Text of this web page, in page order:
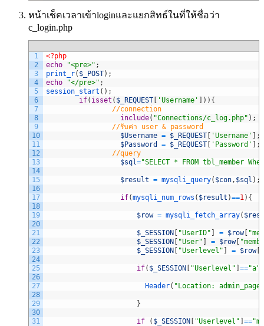
หน้าเช็คเวลาเข้าloginและแยกสิทธ์ในที่ให้ชื่อว่า
c_login.php
1
2
3
4
5
6
7
8
9
10
11
12
13
14
15
16
17
18
19
20
21
22
23
24
25
26
27
28
29
30
31
<?php
echo
"<pre>" ;
print_r( $_POST) ;
echo
"</pre>" ;
session_start ( ) ;
if( isset ( $_REQUEST [ 'Username' ] ) ) {
//connection
include( "Connections/c_log.php" ) ;
//รับค่า user & password
$Username = $_REQUEST [ 'Username' ] ;
$Password
= $_REQUEST [ 'Password' ] ;
//query
$sql="SELECT * FROM tbl_member
$result = mysqli_query( $con, $sql ) ;
if(mysqli_num_rows ( $result )==1) {
$row = mysqli_fetch_array(
$_SESSION [ "UserID" ] = $row[
$_SESSION [ "User" ] = $row[
$_SESSION [ "Userlevel" ] = $row[
if( $_SESSION [ "Userlevel" ] =="a"
Header( "Location:
}
if ( $_SESSION [ "Userlevel" ] =="m"